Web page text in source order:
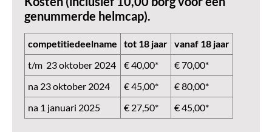
genummerde helmcap).
competitiedeelname tot 18 jaar
vanaf 18 jaar
t/m 23 oktober 2024
€ 40,00*
€ 70,00*
na 23 oktober 2024
€ 45,00*
€ 80,00*
na 1 januari 2025
€ 27,50* € 45,00*